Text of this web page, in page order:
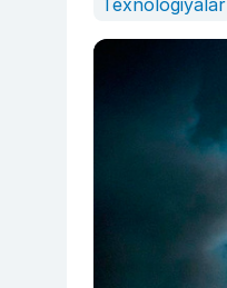
Texnologiyalar